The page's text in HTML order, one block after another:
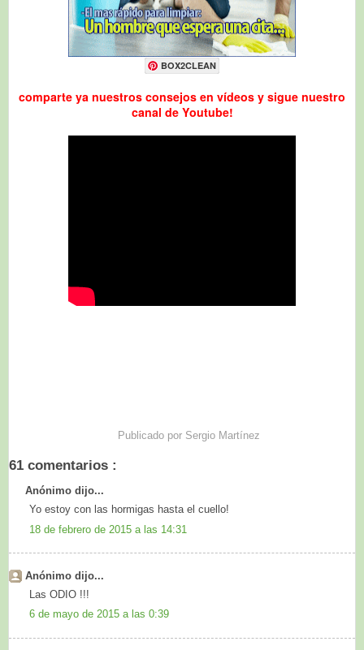
BOX2CLEAN
comparte ya nuestros consejos en vídeos y sigue nuestro
canal de Youtube!
Publicado por Sergio Martínez
61 comentarios :
Anónimo dijo...
Yo estoy con las hormigas hasta el cuello!
18 de febrero de 2015 a las 14:31
Anónimo dijo...
Las ODIO !!!
6 de mayo de 2015 a las 0:39